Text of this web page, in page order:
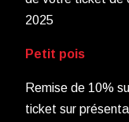
2025
Petit pois
Remise de 10%
ticket sur